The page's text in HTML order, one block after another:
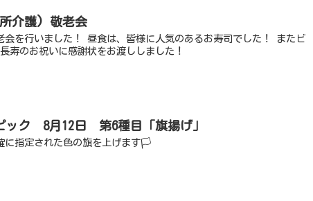
介護) 敬老会
会を行いました！ 昼食は、皆様に人気のあるお寿司でした！ またビ
寿のお祝いに感謝状をお渡ししました！
ック 8月12日 第6種目「旗揚げ」
に指定された色の旗を上げます🏳